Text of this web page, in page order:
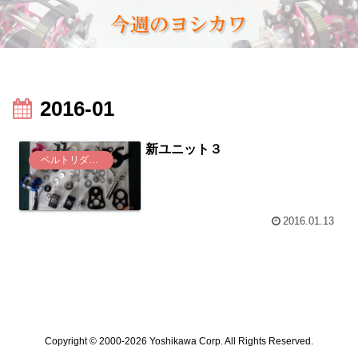
2016-01
ベルトリダクション(K, KⅡ)
新ユニット３
2016.01.13
Copyright © 2000-2026 Yoshikawa Corp. All Rights Reserved.